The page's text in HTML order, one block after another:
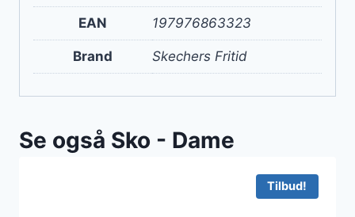
EAN 197976863323
Brand Skechers Fritid
Se også Sko - Dame
Tilbud!